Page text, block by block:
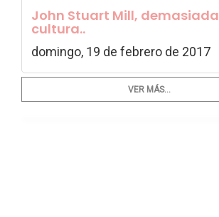
John Stuart Mill, demasiada
cultura..
domingo, 19 de febrero de 2017
VER MÁS...